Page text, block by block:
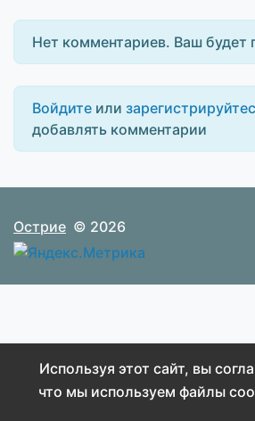
Нет комментариев. Ваш будет
Войдите или
добавлять комментарии
Острие © 2026
Используя этот сайт, вы
что мы используем файлы